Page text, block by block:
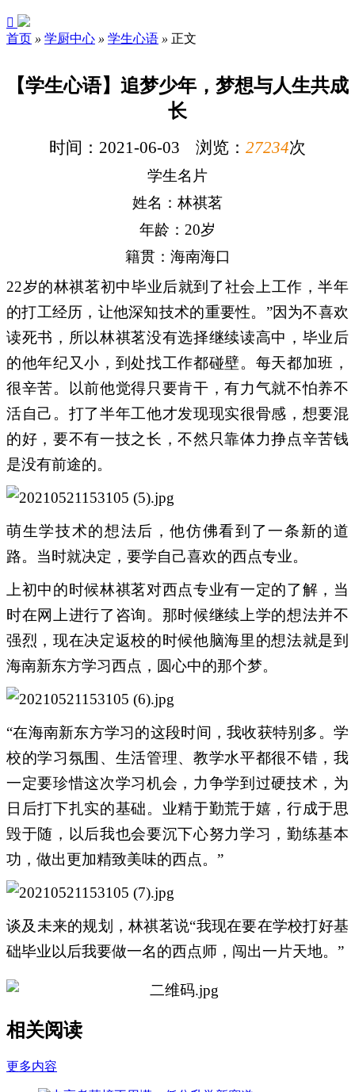

首页 » 学厨中心 » 学生心语 » 正文
【学生心语】追梦少年，梦想与人生共成
长
时间：2021-06-03 浏览： 27234次
学生名片
姓名：林祺茗
年龄：20岁
籍贯：海南海口
22岁的林祺茗初中毕业后就到了社会上工作，半年
的打工经历，让他深知技术的重要性。”因为不喜欢
读死书，所以林祺茗没有选择继续读高中，毕业后
的他年纪又小，到处找工作都碰壁。每天都加班，
很辛苦。以前他觉得只要肯干，有力气就不怕养不
活自己。打了半年工他才发现现实很骨感，想要混
的好，要不有一技之长，不然只靠体力挣点辛苦钱
是没有前途的。
萌生学技术的想法后，他仿佛看到了一条新的道
路。当时就决定，要学自己喜欢的西点专业。
上初中的时候林祺茗对西点专业有一定的了解，当
时在网上进行了咨询。那时候继续上学的想法并不
强烈，现在决定返校的时候他脑海里的想法就是到
海南新东方学习西点，圆心中的那个梦。
“在海南新东方学习的这段时间，我收获特别多。学
校的学习氛围、生活管理、教学水平都很不错，我
一定要珍惜这次学习机会，力争学到过硬技术，为
日后打下扎实的基础。业精于勤荒于嬉，行成于思
毁于随，以后我也会要沉下心努力学习，勤练基本
功，做出更加精致美味的西点。”
谈及未来的规划，林祺茗说“我现在要在学校打好基
础毕业以后我要做一名的西点师，闯出一片天地。”
相关阅读
更多内容